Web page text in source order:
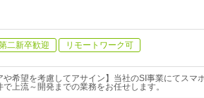
二新卒歓迎 リモートワーク可
や希望を考慮してアサイン】当社のSI事業にてス
で上流～開発までの業務をお任せします。